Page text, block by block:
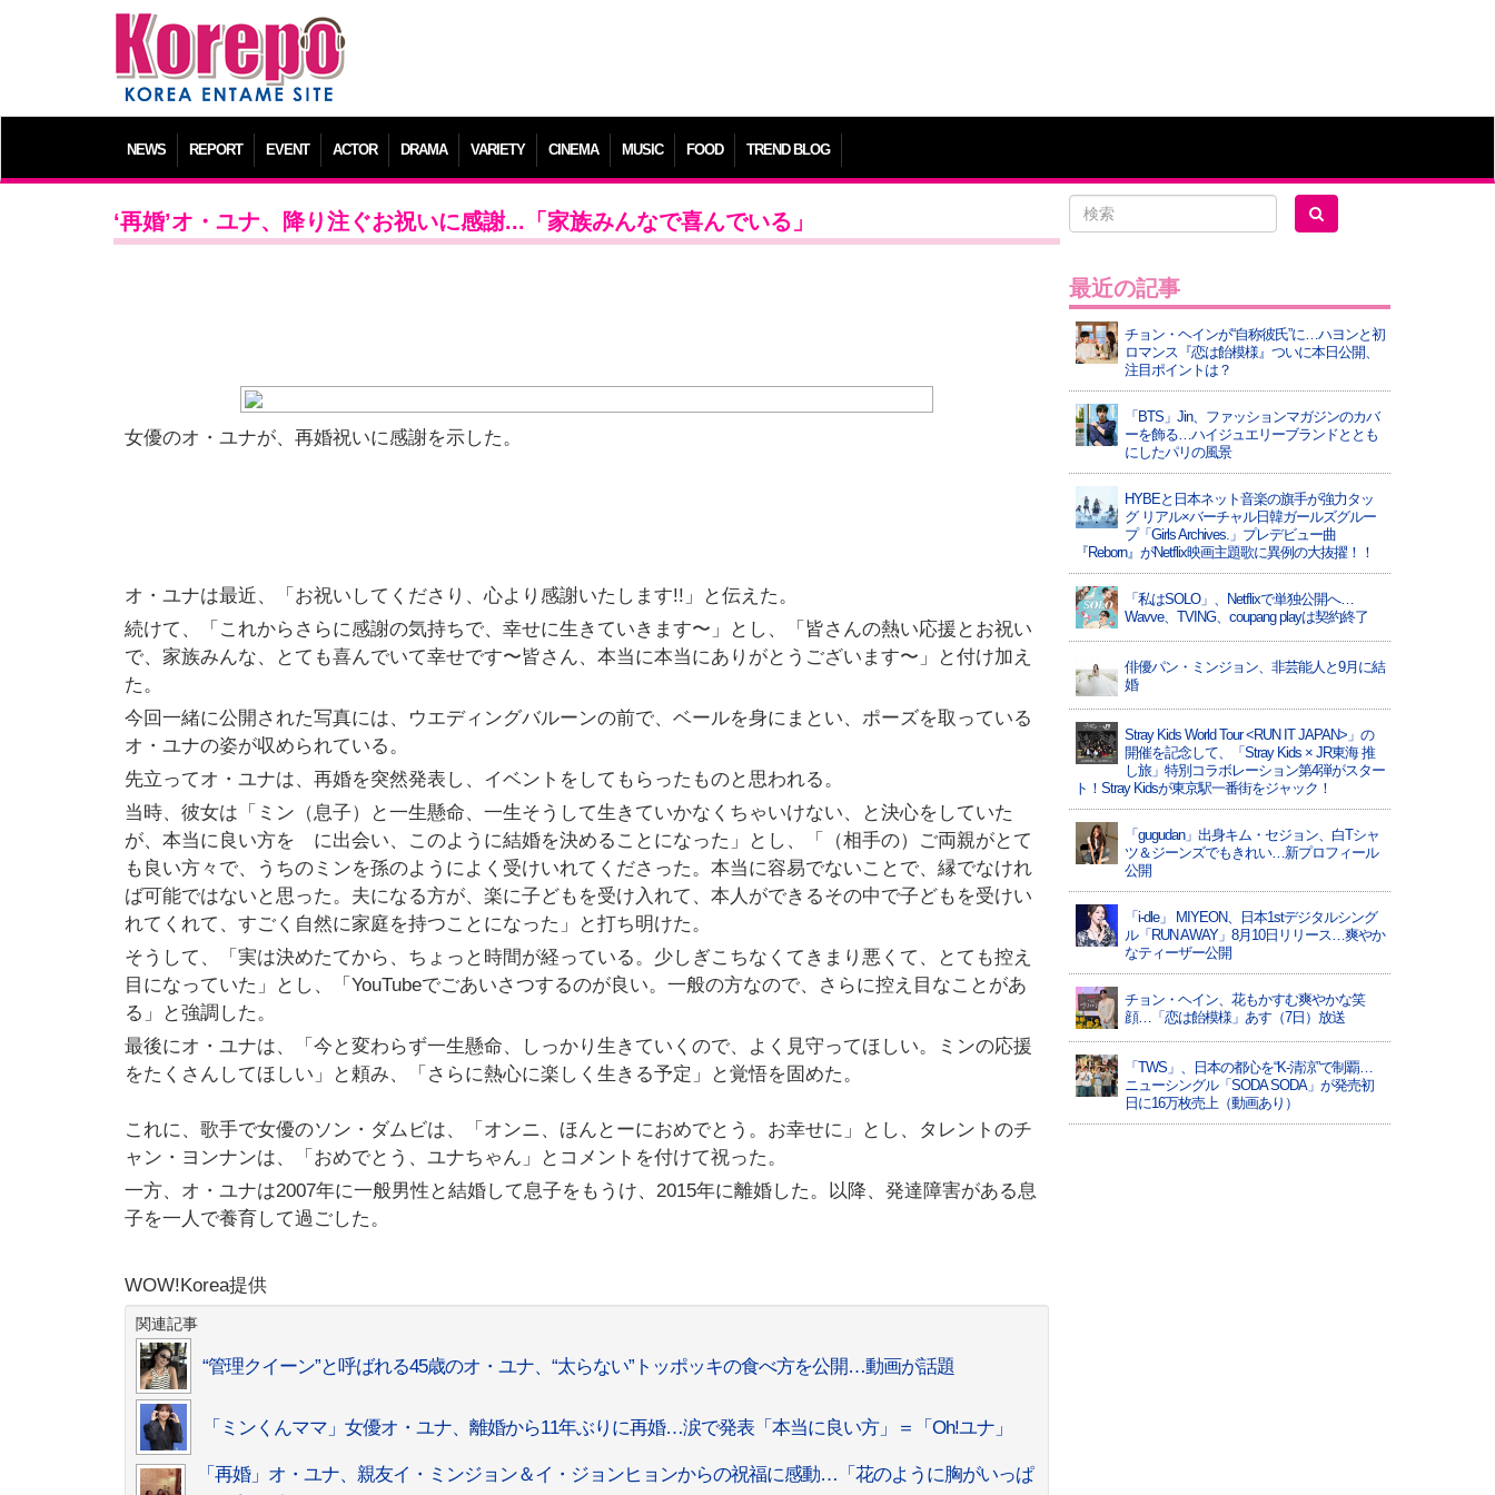
NEWS REPORT EVENT ACTOR DRAMA VARIETY CINEMA MUSIC FOOD TREND BLOG
‘再婚’オ・ユナ、降り注ぐお祝いに感謝...「家族みんなで喜んでいる」
女優のオ・ユナが、再婚祝いに感謝を示した。
オ・ユナは最近、「お祝いしてくださり、心より感謝いたします!!」と伝えた。
続けて、「これからさらに感謝の気持ちで、幸せに生きていきます〜」とし、「皆さんの熱い応援とお祝い
で、家族みんな、とても喜んでいて幸せです〜皆さん、本当に本当にありがとうございます〜」と付け加え
た。
今回一緒に公開された写真には、ウエディングバルーンの前で、ベールを身にまとい、ポーズを取っている
オ・ユナの姿が収められている。
先立ってオ・ユナは、再婚を突然発表し、イベントをしてもらったものと思われる。
当時、彼女は「ミン（息子）と一生懸命、一生そうして生きていかなくちゃいけない、と決心をしていた
が、本当に良い方を に出会い、このように結婚を決めることになった」とし、「（相手の）ご両親がとて
も良い方々で、うちのミンを孫のようによく受けいれてくださった。本当に容易でないことで、縁でなけれ
ば可能ではないと思った。夫になる方が、楽に子どもを受け入れて、本人ができるその中で子どもを受けい
れてくれて、すごく自然に家庭を持つことになった」と打ち明けた。
そうして、「実は決めたてから、ちょっと時間が経っている。少しぎこちなくてきまり悪くて、とても控え
目になっていた」とし、「YouTubeでごあいさつするのが良い。一般の方なので、さらに控え目なことがあ
る」と強調した。
最後にオ・ユナは、「今と変わらず一生懸命、しっかり生きていくので、よく見守ってほしい。ミンの応援
をたくさんしてほしい」と頼み、「さらに熱心に楽しく生きる予定」と覚悟を固めた。
これに、歌手で女優のソン・ダムビは、「オンニ、ほんとーにおめでとう。お幸せに」とし、タレントのチ
ャン・ヨンナンは、「おめでとう、ユナちゃん」とコメントを付けて祝った。
一方、オ・ユナは2007年に一般男性と結婚して息子をもうけ、2015年に離婚した。以降、発達障害がある息
子を一人で養育して過ごした。
WOW!Korea提供
関連記事
“管理クイーン”と呼ばれる45歳のオ・ユナ、“太らない”トッポッキの食べ方を公開…動画が話題
「ミンくんママ」女優オ・ユナ、離婚から11年ぶりに再婚…涙で発表「本当に良い方」＝「Oh!ユナ」
「再婚」オ・ユナ、親友イ・ミンジョン＆イ・ジョンヒョンからの祝福に感動…「花のように胸がいっぱ
最近の記事
チョン・ヘインが“自称彼氏”に…ハヨンと初
ロマンス『恋は飴模様』ついに本日公開、
注目ポイントは？
「BTS」Jin、ファッションマガジンのカバ
ーを飾る…ハイジュエリーブランドととも
にしたパリの風景
HYBEと日本ネット音楽の旗手が強力タッ
グ リアル×バーチャル日韓ガールズグルー
プ「Girls Archives.」プレデビュー曲
『Reborn』がNetflix映画主題歌に異例の大抜擢！！
「私はSOLO」、Netflixで単独公開へ…
Wavve、TVING、coupang playは契約終了
俳優パン・ミンジョン、非芸能人と9月に結
婚
Stray Kids World Tour <RUN IT JAPAN>」の
開催を記念して、「Stray Kids × JR東海 推
し旅」特別コラボレーション第4弾がスター
ト！Stray Kidsが東京駅一番街をジャック！
「gugudan」出身キム・セジョン、白Tシャ
ツ＆ジーンズでもきれい…新プロフィール
公開
「i-dle」 MIYEON、日本1stデジタルシング
ル「RUN AWAY」8月10日リリース…爽やか
なティーザー公開
チョン・ヘイン、花もかすむ爽やかな笑
顔…「恋は飴模様」あす（7日）放送
「TWS」、日本の都心を“K-清涼”で制覇…
ニューシングル「SODA SODA」が発売初
日に16万枚売上（動画あり）